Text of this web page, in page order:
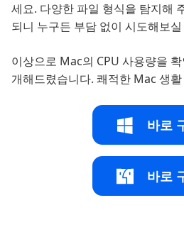
세요. 다양한 파일 형식을 탐지해
되니 누구든 부담 없이 시도해보
이상으로 Mac의 CPU 사용량을
개해드렸습니다. 쾌적한 Mac 생
바로
바로